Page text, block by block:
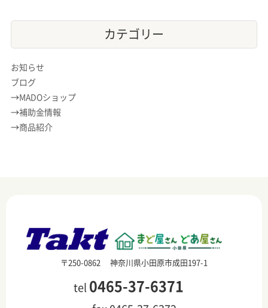
カテゴリー
お知らせ
ブログ
MADOショップ
補助金情報
商品紹介
〒250-0862 神奈川県小田原市成田197-1
tel 0465-37-6371